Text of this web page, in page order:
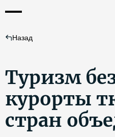
Назад
Туризм
курорты
стран